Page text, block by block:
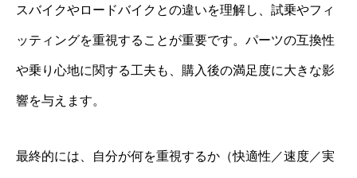
スバイクやロードバイクとの違いを理解し、試乗やフィ
ッティングを重視することが重要です。パーツの互換性
や乗り心地に関する工夫も、購入後の満足度に大きな影
響を与えます。
最終的には、自分が何を重視するか（快適性／速度／実